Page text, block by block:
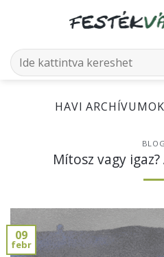
Keresés
a
HAVI
BLOG
Mítosz vagy
09
febr